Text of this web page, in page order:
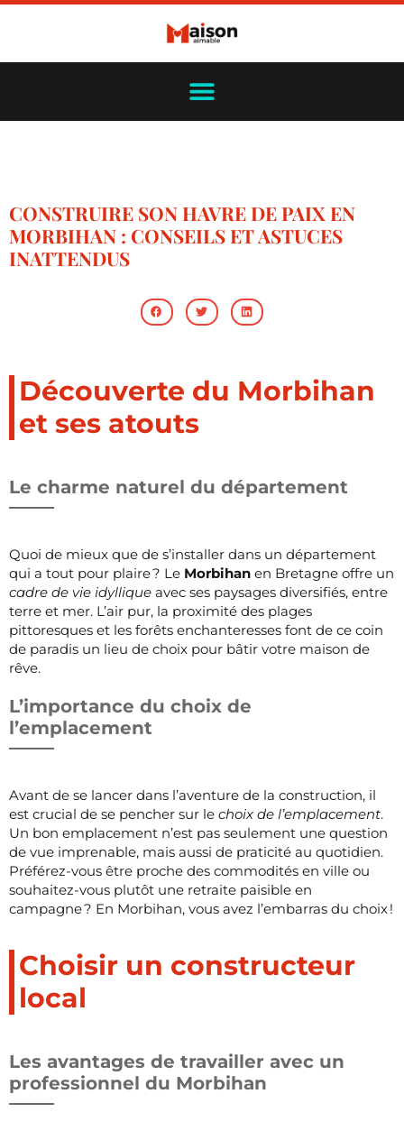
CONSTRUIRE SON HAVRE DE PAIX EN
MORBIHAN : CONSEILS ET ASTUCES
INATTENDUS
Découverte du Morbihan
et ses atouts
Le charme naturel du département
Quoi de mieux que de s’installer dans un département
qui a tout pour plaire ? Le Morbihan en Bretagne offre un
cadre de vie idyllique avec ses paysages diversifiés, entre
terre et mer. L’air pur, la proximité des plages
pittoresques et les forêts enchanteresses font de ce coin
de paradis un lieu de choix pour bâtir votre maison de
rêve.
L’importance du choix de
l’emplacement
Avant de se lancer dans l’aventure de la construction, il
est crucial de se pencher sur le choix de l’emplacement.
Un bon emplacement n’est pas seulement une question
de vue imprenable, mais aussi de praticité au quotidien.
Préférez-vous être proche des commodités en ville ou
souhaitez-vous plutôt une retraite paisible en
campagne ? En Morbihan, vous avez l’embarras du choix !
Choisir un constructeur
local
Les avantages de travailler avec un
professionnel du Morbihan